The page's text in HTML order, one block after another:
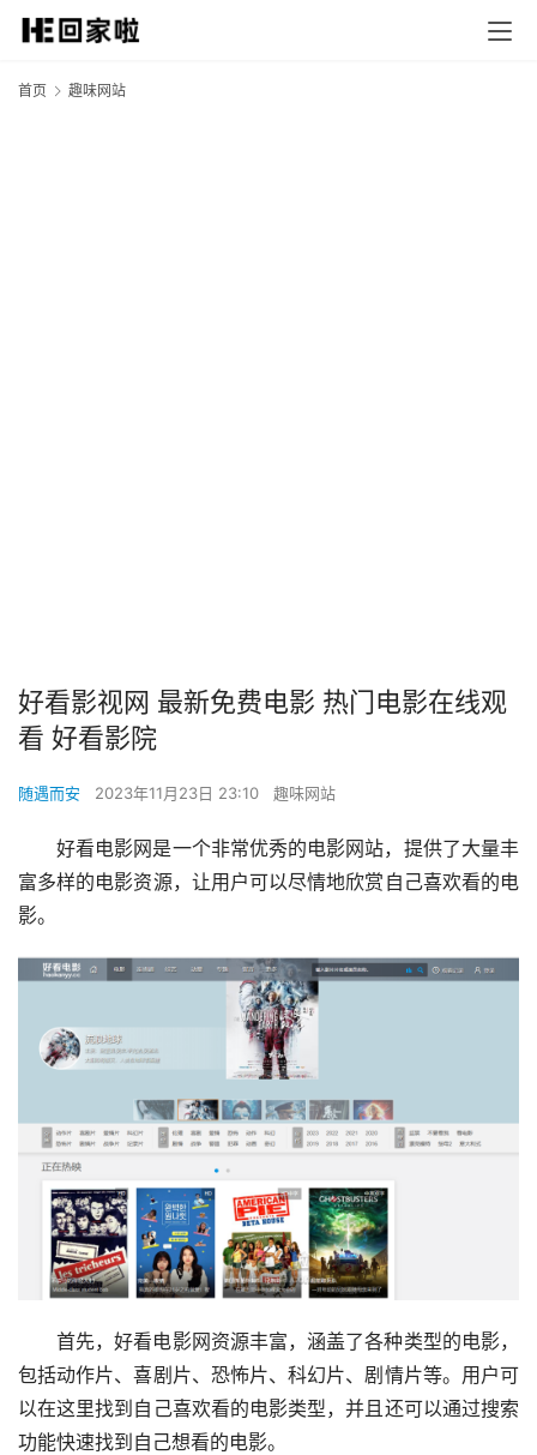
首页 趣味网站
好看影视网 最新免费电影 热门电影在线观
看 好看影院
随遇而安 2023年11月23日 23:10 趣味网站
好看电影网是一个非常优秀的电影网站，提供了大量丰
富多样的电影资源，让用户可以尽情地欣赏自己喜欢看的电
影。
首先，好看电影网资源丰富，涵盖了各种类型的电影，
包括动作片、喜剧片、恐怖片、科幻片、剧情片等。用户可
以在这里找到自己喜欢看的电影类型，并且还可以通过搜索
功能快速找到自己想看的电影。